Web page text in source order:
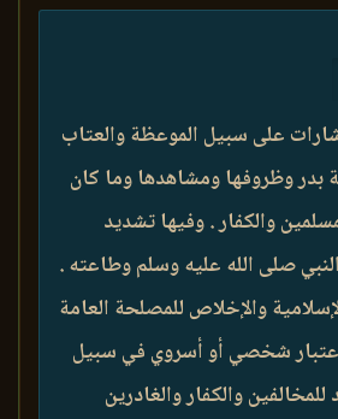
على سبيل الموعظة والعتاب
بدر وظروفها ومشاهدها وما كان
والكفار . وفيها تشديد
صلى الله عليه وسلم وطاعته .
والإخلاص للمصلحة العامة
اعتبار شخصي أو أسروي في سبيل
والكفار والغادرين